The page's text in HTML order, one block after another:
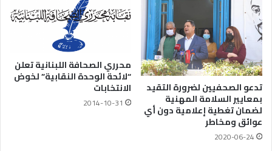
تدعو الصحفيين لضرورة التقيد
بمعايير السلامة المهنية
لضمان تغطية إعلامية دون أي
عوائق ومخاطر
2020-06-24
محرري الصحافة اللبنانية تعلن
“لائحة الوحدة النقابية” لخوض
الانتخابات
2014-10-31